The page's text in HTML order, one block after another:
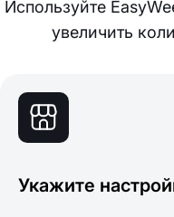
Используйте
увеличить
Укажите